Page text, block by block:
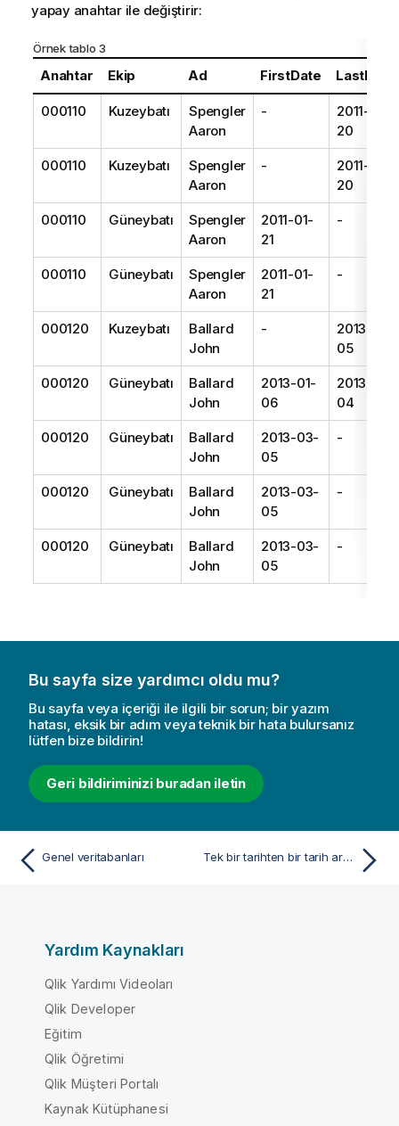
yapay anahtar ile değiştirir:
Örnek tablo 3
Anahtar Ekip Ad FirstDate LastDate
000110 Kuzeybatı
Spengler
Aaron
-
2011-01-
20
000110 Kuzeybatı
Spengler
Aaron
-
2011-01-
20
000110 Güneybatı
Spengler
Aaron
2011-01-
21
-
000110 Güneybatı
Spengler
Aaron
2011-01-
21
-
000120 Kuzeybatı
Ballard
John
-
2013-01-
05
000120 Güneybatı
Ballard
John
2013-01-
06
2013-03-
04
000120 Güneybatı
Ballard
John
2013-03-
05
-
000120 Güneybatı
Ballard
John
2013-03-
05
-
000120 Güneybatı
Ballard
John
2013-03-
05
-
Bu sayfa size yardımcı oldu mu?
Bu sayfa veya içeriği ile ilgili bir sorun; bir yazım
hatası, eksik bir adım veya teknik bir hata bulursanız
lütfen bize bildirin!
Geri bildiriminizi buradan iletin
Genel veritabanları Tek bir tarihten bir tarih aralığı oluşturma
Yardım Kaynakları
Qlik Yardımı Videoları
Qlik Developer
Eğitim
Qlik Öğretimi
Qlik Müşteri Portalı
Kaynak Kütüphanesi